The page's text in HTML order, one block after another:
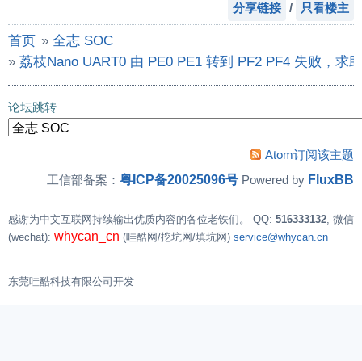
分享链接 / 只看楼主
首页 » 全志 SOC
» 荔枝Nano UART0 由 PE0 PE1 转到 PF2 PF4 失败，求
论坛跳转
Atom订阅该主题
工信部备案： 粤ICP备20025096号 Powered by FluxBB
感谢为中文互联网持续输出优质内容的各位老铁们。 QQ: 516333132, 微信
(wechat): whycan_cn (哇酷网/挖坑网/填坑网) service@whycan.cn
东莞哇酷科技有限公司开发